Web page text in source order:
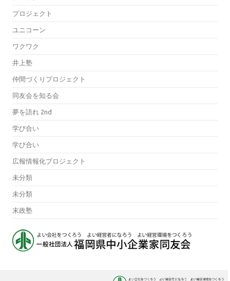
プロジェクト
ユニコーン
ワクワク
井上塾
仲間づくりプロジェクト
同友会を知る会
夢を語れ 2nd
学び合い
学び合い
広報情報化プロジェクト
未分類
未分類
末政塾